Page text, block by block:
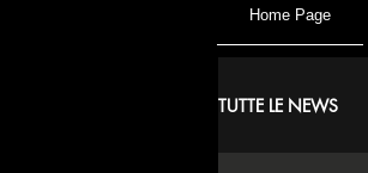
Home Page
TUTTE LE NEWS